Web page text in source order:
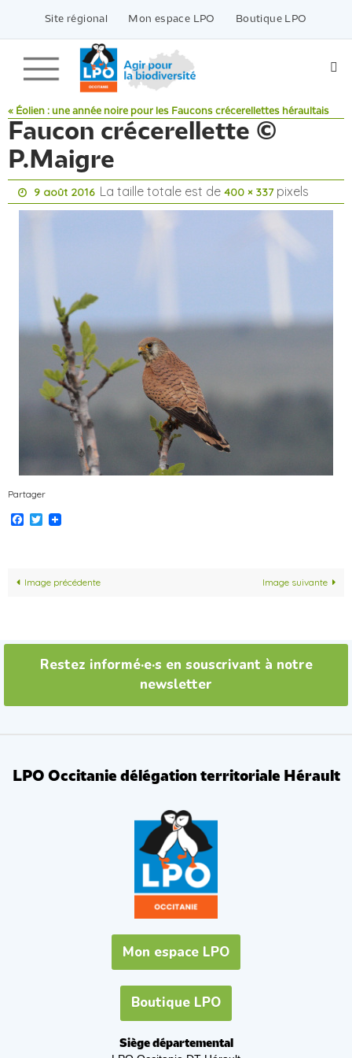
contenu
Site régional Mon espace LPO Boutique LPO
« Éolien : une année noire pour les Faucons crécerellettes héraultais
Faucon crécerellette ©
P.Maigre
9 août 2016 La taille totale est de400 × 337pixels
Partager
Facebook
Twitter
Image précédente Image suivante
Restez informé·e·s en souscrivant à notre
newsletter
LPO Occitanie délégation territoriale Hérault
Mon espace LPO
Boutique LPO
Siège départemental